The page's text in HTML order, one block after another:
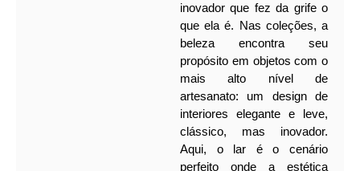
inovador que fez da grife o
que ela é. Nas coleções, a
beleza encontra seu
propósito em objetos com o
mais alto nível de
artesanato: um design de
interiores elegante e leve,
clássico, mas inovador.
Aqui, o lar é o cenário
perfeito onde a estética